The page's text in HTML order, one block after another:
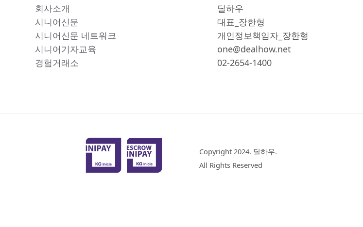
회사소개
시니어신문
시니어신문 네트워크
시니어기자교육
경험거래소
딜하우
대표_장한형
개인정보책임자_장한형
one@dealhow.net
02-2654-1400
Copyright 2024. 딜하우.
All Rights Reserved